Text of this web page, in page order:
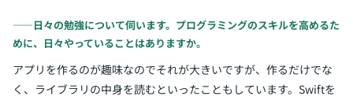
――日々の勉強について伺います。プログラミングのスキルを高めるた
めに、日々やっていることはありますか。
アプリを作るのが趣味なのでそれが大きいですが、作るだけでな
く、ライブラリの中身を読むといったこともしています。Swiftを